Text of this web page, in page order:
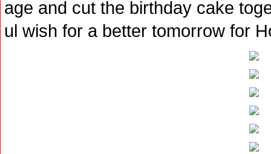
age and cut the birthday cake
ul wish for a better tomorrow for